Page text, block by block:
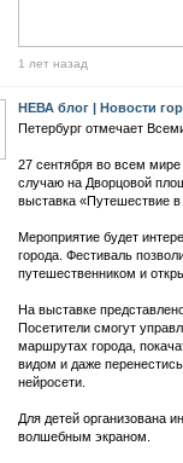
1 лет назад
НЕВА блог | Новости
Петербург отмечает
27 сентября во всем
случаю на Дворцовой
выставка «Путешествие в
Мероприятие будет
города. Фестиваль
путешественником и
На выставке
Посетители смогут
маршрутах города,
видом и даже
нейросети.
Для детей организована
волшебным экраном.